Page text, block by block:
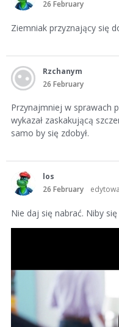
26 February
Ziemniak przyznający się
Rzchanym
26 February
Przynajmniej w sprawach
wykazał zaskakującą
samo by się zdobył.
los
26 February
Nie daj się nabrać. Niby